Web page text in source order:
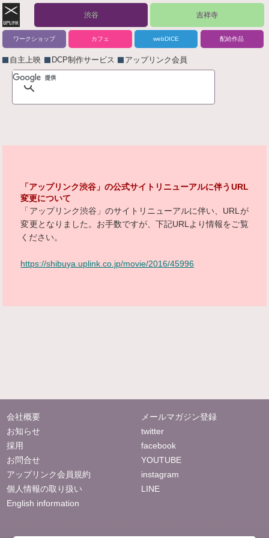
渋谷 吉祥寺
ワークショップ カフェ webDICE 配給作品
自主上映 DCP制作サービス アップリンク会員
「アップリンク渋谷」の公式サイトリニューアルに伴うURL
変更について
「アップリンク渋谷」のサイトリニューアルに伴い、URLが
変更となりました。お手数ですが、下記URLより情報をご覧
ください。
https://shibuya.uplink.co.jp/movie/2016/45996
会社概要
お知らせ
採用
お問合せ
アップリンク会員規約
個人情報の取り扱い
English information
メールマガジン登録
twitter
facebook
YOUTUBE
instagram
LINE